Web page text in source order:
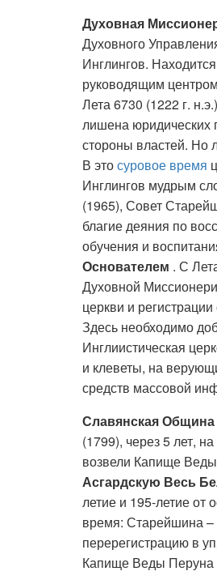
Духовная
Духовного
Инглингов.
руководящим
Лета 6730 (1222 г.
лишена юридических
стороны властей. Но
В этосуровое время
Инглингов мудрым
(1965), Совет
благие деяния по
обучения и
Основателем . С
Духовной
церкви и
Здесь необходимо
Инглиистическая
и клеветы, на
средств массовой
Славянская
(1799), через 5 лет,
возвели Капище
Асгардскую Весь
летие и 195-летие
время: Старейшина
перерегистрацию в
Капище Веды Перуна